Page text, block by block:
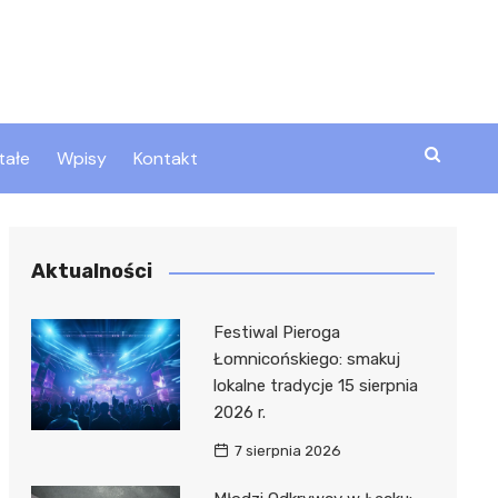
Wpisy Kontakt
Aktualności
Festiwal Pieroga
Łomnicońskiego: smakuj
lokalne tradycje 15 sierpnia
2026 r.
7 sierpnia 2026